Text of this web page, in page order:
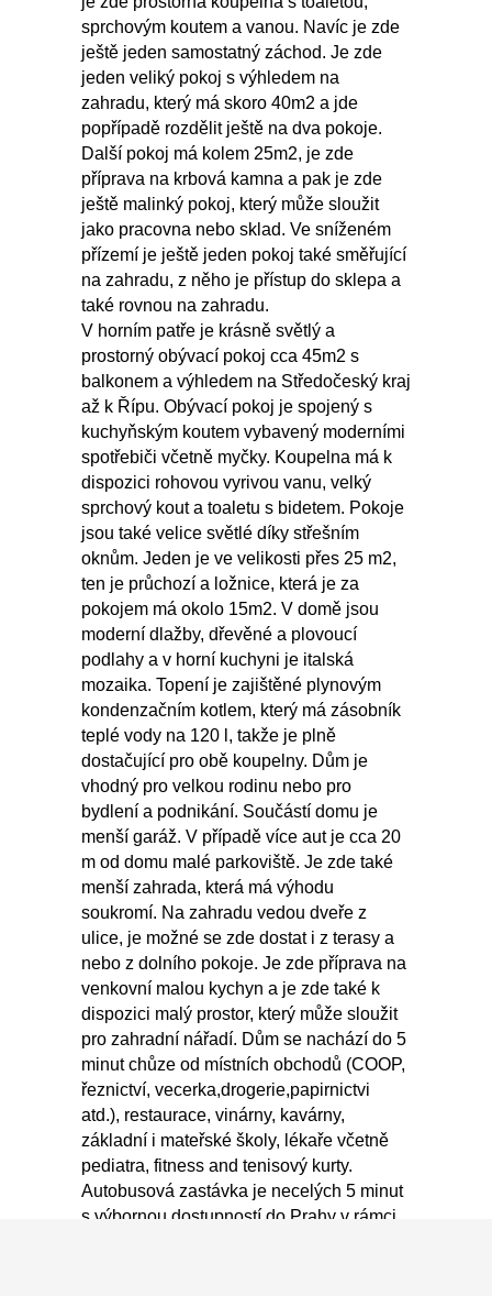
sprchovým koutem a vanou. Navíc je zde
ještě jeden samostatný záchod. Je zde
jeden veliký pokoj s výhledem na
zahradu, který má skoro 40m2 a jde
popřípadě rozdělit ještě na dva pokoje.
Další pokoj má kolem 25m2, je zde
příprava na krbová kamna a pak je zde
ještě malinký pokoj, který může sloužit
jako pracovna nebo sklad. Ve sníženém
přízemí je ještě jeden pokoj také směřující
na zahradu, z něho je přístup do sklepa a
také rovnou na zahradu.
V horním patře je krásně světlý a
prostorný obývací pokoj cca 45m2 s
balkonem a výhledem na Středočeský kraj
až k Řípu. Obývací pokoj je spojený s
kuchyňským koutem vybavený moderními
spotřebiči včetně myčky. Koupelna má k
dispozici rohovou vyrivou vanu, velký
sprchový kout a toaletu s bidetem. Pokoje
jsou také velice světlé díky střešním
oknům. Jeden je ve velikosti přes 25 m2,
ten je průchozí a ložnice, která je za
pokojem má okolo 15m2. V domě jsou
moderní dlažby, dřevěné a plovoucí
podlahy a v horní kuchyni je italská
mozaika. Topení je zajištěné plynovým
kondenzačním kotlem, který má zásobník
teplé vody na 120 l, takže je plně
dostačující pro obě koupelny. Dům je
vhodný pro velkou rodinu nebo pro
bydlení a podnikání. Součástí domu je
menší garáž. V případě více aut je cca 20
m od domu malé parkoviště. Je zde také
menší zahrada, která má výhodu
soukromí. Na zahradu vedou dveře z
ulice, je možné se zde dostat i z terasy a
nebo z dolního pokoje. Je zde příprava na
venkovní malou kychyn a je zde také k
dispozici malý prostor, který může sloužit
pro zahradní nářadí. Dům se nachází do 5
minut chůze od místních obchodů (COOP,
řeznictví, vecerka,drogerie,papirnictvi
atd.), restaurace, vinárny, kavárny,
základní i mateřské školy, lékaře včetně
pediatra, fitness and tenisový kurty.
Autobusová zastávka je necelých 5 minut
s výbornou dostupností do Prahy v rámci